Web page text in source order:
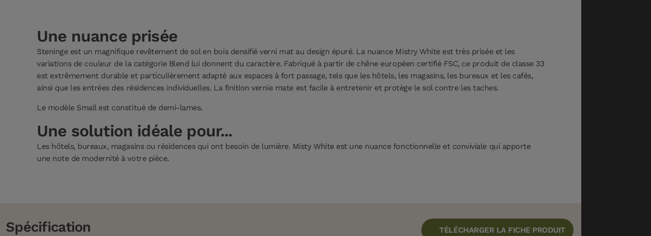
Une nuance prisée
Steninge est un magnifique revêtement de sol en bois densifié verni mat au design épuré. La nuance Mistry White est très prisée et les
variations de couleur de la catégorie Blend lui donnent du caractère. Fabriqué à partir de chêne européen certifié FSC, ce produit de classe 33
est extrêmement durable et particulièrement adapté aux espaces à fort passage, tels que les hôtels, les magasins, les bureaux et les cafés,
ainsi que les entrées des résidences individuelles. La finition vernie mate est facile à entretenir et protège le sol contre les taches.
Le modèle Small est constitué de demi-lames.
Une solution idéale pour...
Les hôtels, bureaux, magasins ou résidences qui ont besoin de lumière. Misty White est une nuance fonctionnelle et conviviale qui apporte
une note de modernité à votre pièce.
TÉLÉCHARGER LA FICHE PRODUIT
Spécification